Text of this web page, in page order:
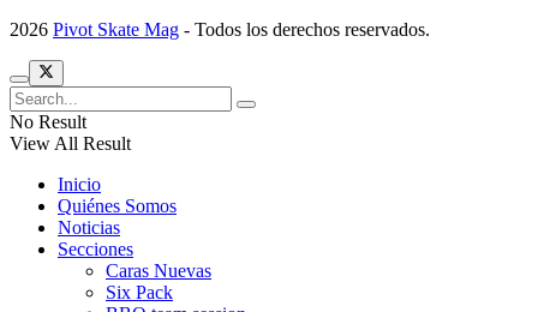
2026 Pivot Skate Mag - Todos los derechos reservados.
No Result
View All Result
Inicio
Quiénes Somos
Noticias
Secciones
Caras Nuevas
Six Pack